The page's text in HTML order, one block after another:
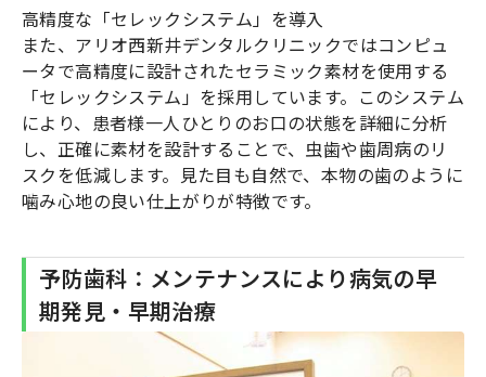
高精度な「セレックシステム」を導入
また、アリオ西新井デンタルクリニックではコンピュ
ータで高精度に設計されたセラミック素材を使用する
「セレックシステム」を採用しています。このシステム
により、患者様一人ひとりのお口の状態を詳細に分析
し、正確に素材を設計することで、虫歯や歯周病のリ
スクを低減します。見た目も自然で、本物の歯のように
噛み心地の良い仕上がりが特徴です。
予防歯科：メンテナンスにより病気の早
期発見・早期治療